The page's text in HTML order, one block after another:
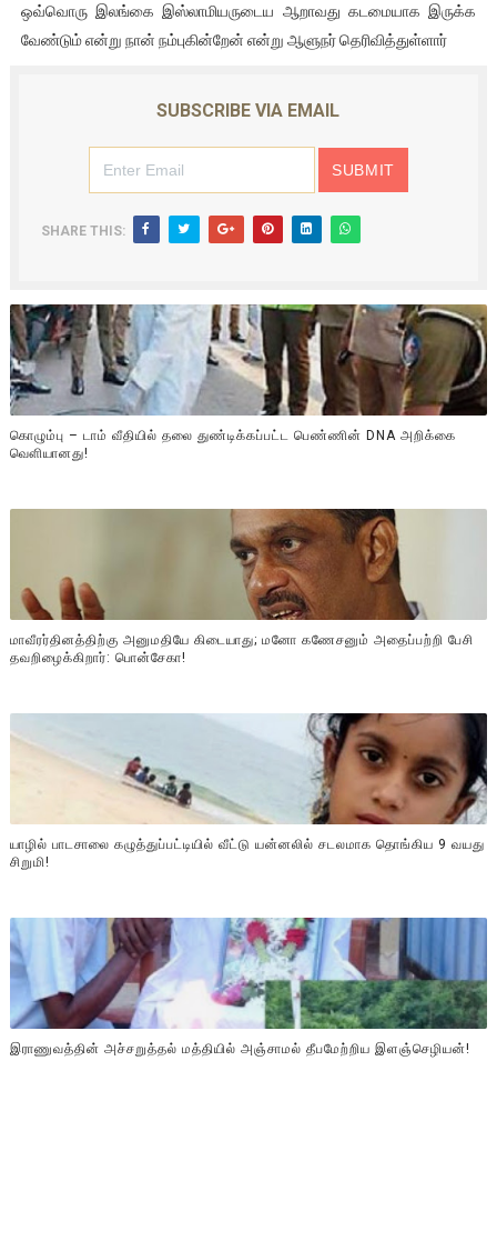
ஒவ்வொரு இலங்கை இஸ்லாமியருடைய ஆறாவது கடமையாக இருக்க
வேண்டும் என்று நான் நம்புகின்றேன் என்று ஆளுநர் தெரிவித்துள்ளார்
SUBSCRIBE VIA EMAIL
SHARE THIS:
கொழும்பு – டாம் வீதியில் தலை துண்டிக்கப்பட்ட பெண்ணின் DNA அறிக்கை
வௌியானது!
மாவீரர்தினத்திற்கு அனுமதியே கிடையாது; மனோ கணேசனும் அதைப்பற்றி பேசி
தவறிழைக்கிறார்: பொன்சேகா!
யாழில் பாடசாலை கழுத்துப்பட்டியில் வீட்டு யன்னலில் சடலமாக தொங்கிய 9 வயது
சிறுமி!
இராணுவத்தின் அச்சறுத்தல் மத்தியில் அஞ்சாமல் தீபமேற்றிய இளஞ்செழியன்!